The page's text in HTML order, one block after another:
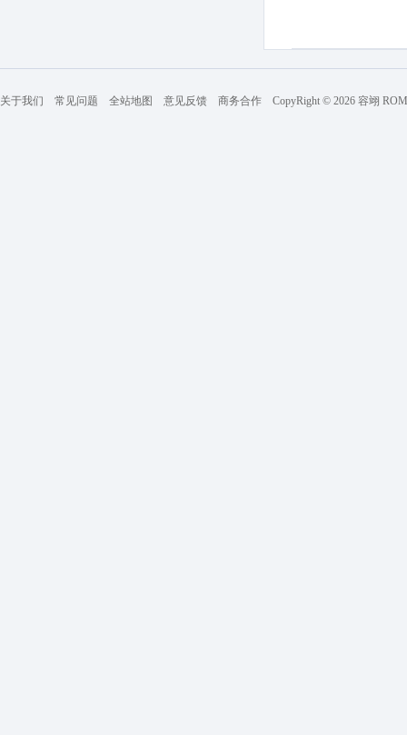
关于我们 常见问题 全站地图 意见反馈 商务合作 CopyRight © 2026 容翊